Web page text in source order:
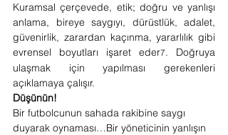
Kuramsal çerçevede, etik; doğru ve yanlışı
anlama, bireye saygıyı, dürüstlük, adalet,
güvenirlik, zarardan kaçınma, yararlılık gibi
evrensel boyutları işaret eder7. Doğruya
ulaşmak için yapılması gerekenleri
açıklamaya çalışır.
Düşünün!
Bir futbolcunun sahada rakibine saygı
duyarak oynaması…Bir yöneticinin yanlışın